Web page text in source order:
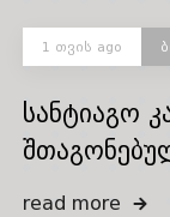
1 თვის ago
სანტიაგო
read more